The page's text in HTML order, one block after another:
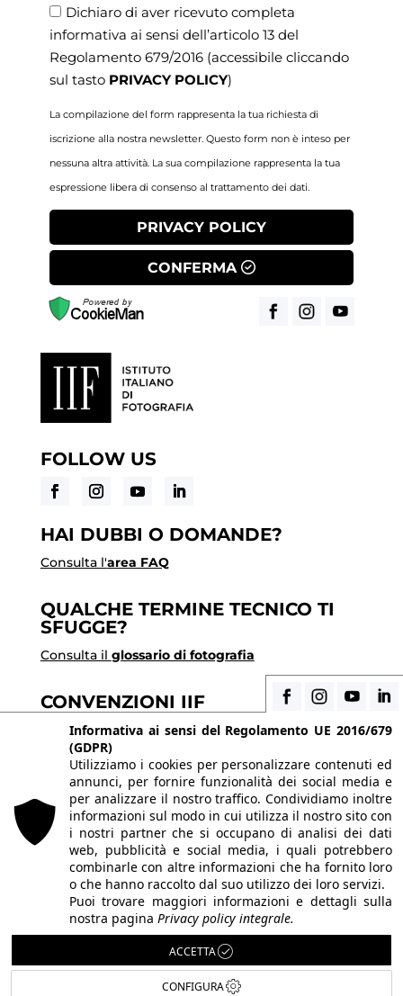
Dichiaro di aver ricevuto completa
informativa ai sensi dell’articolo 13 del
Regolamento 679/2016 (accessibile cliccando
sul tasto PRIVACY POLICY)
La compilazione del form rappresenta la tua richiesta di
iscrizione alla nostra newsletter. Questo form non è inteso per
nessuna altra attività. La sua compilazione rappresenta la tua
espressione libera di consenso al trattamento dei dati.
PRIVACY POLICY
CONFERMA
FOLLOW US
HAI DUBBI O DOMANDE?
Consulta l'area FAQ
QUALCHE TERMINE TECNICO TI
SFUGGE?
Consulta il glossario di fotografia
CONVENZIONI IIF
Scopri i vantaggi di essere uno studente di IIF
© 2026 Istituto Italiano di Fotografia® srl, Via
Enrico Caviglia 3, 20139 Milano | Tel 02/58107623 -
02/58107139
P.IVA IT10863240155 | PECiifmilano@pec.it | REA
MI-1415688 | Capitale sociale € 10.400,00 I.V.
Le immagini del sito sono utilizzate su licenza dei
rispettivi autori. Powered byShareNow!.
Informativa ai sensi del Regolamento UE 2016/679
(GDPR)
Utilizziamo i cookies per personalizzare contenuti ed
annunci, per fornire funzionalità dei social media e
per analizzare il nostro traffico. Condividiamo inoltre
informazioni sul modo in cui utilizza il nostro sito con
i nostri partner che si occupano di analisi dei dati
web, pubblicità e social media, i quali potrebbero
combinarle con altre informazioni che ha fornito loro
o che hanno raccolto dal suo utilizzo dei loro servizi.
Puoi trovare maggiori informazioni e dettagli sulla
nostra pagina Privacy policy integrale.
ACCETTA
CONFIGURA